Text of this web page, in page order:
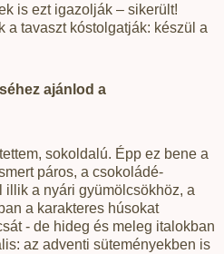
is ezt igazolják – sikerült!
a tavaszt kóstolgatják: készül a
ajánlod a
sokoldalú. Épp ez bene a
páros, a csokoládé-
illik a nyári gyümölcsökhöz, a
a karakteres húsokat
- de hideg és meleg italokban
az adventi süteményekben is